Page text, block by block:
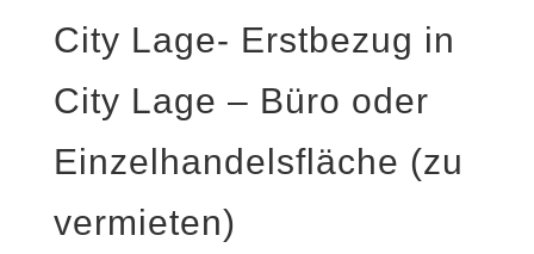
City Lage- Erstbezug in
City Lage – Büro oder
Einzelhandelsfläche (zu
vermieten)